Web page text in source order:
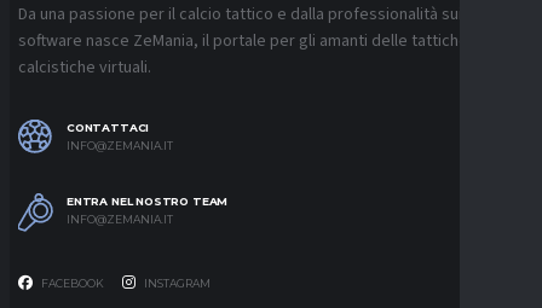
Da una passione per il calcio tattico e dalla professionalità sui
software nasce ZeMania, il portale per gli amanti delle tattiche
calcistiche virtuali.
CONTATTACI
INFO@ZEMANIA.IT
ENTRA NEL NOSTRO TEAM
INFO@ZEMANIA.IT
FACEBOOK INSTAGRAM